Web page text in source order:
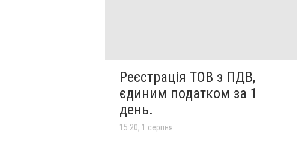
Реєстрація ТОВ з ПДВ,
єдиним податком за 1
день.
15:20, 1 серпня